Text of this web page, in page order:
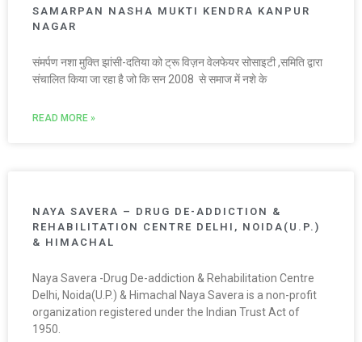
SAMARPAN NASHA MUKTI KENDRA KANPUR
NAGAR
संमर्पण नशा मुक्ति झांसी-दतिया को ट्रू विज़न वेलफेयर सोसाइटी ,समिति द्वारा
संचालित किया जा रहा है जो कि सन 2008 से समाज में नशे के
READ MORE »
NAYA SAVERA – DRUG DE-ADDICTION &
REHABILITATION CENTRE DELHI, NOIDA(U.P.)
& HIMACHAL
Naya Savera -Drug De-addiction & Rehabilitation Centre
Delhi, Noida(U.P.) & Himachal Naya Savera is a non-profit
organization registered under the Indian Trust Act of
1950.